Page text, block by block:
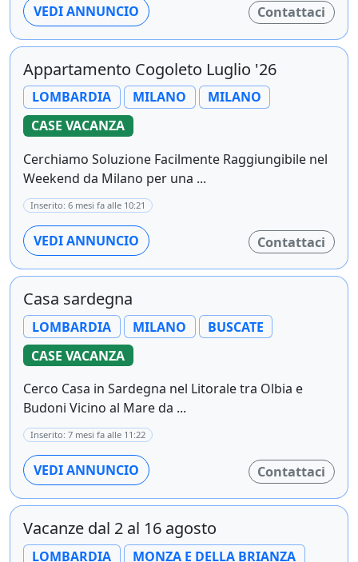
VEDI ANNUNCIO Contattaci
Appartamento Cogoleto Luglio '26
LOMBARDIA MILANO
MILANO
CASE VACANZA
Cerchiamo Soluzione Facilmente Raggiungibile nel
Weekend da Milano per una ...
Inserito: 6 mesi fa alle 10:21
VEDI ANNUNCIO Contattaci
Casa sardegna
LOMBARDIA MILANO
BUSCATE
CASE VACANZA
Cerco Casa in Sardegna nel Litorale tra Olbia e
Budoni Vicino al Mare da ...
Inserito: 7 mesi fa alle 11:22
VEDI ANNUNCIO Contattaci
Vacanze dal 2 al 16 agosto
LOMBARDIA
MONZA E DELLA BRIANZA